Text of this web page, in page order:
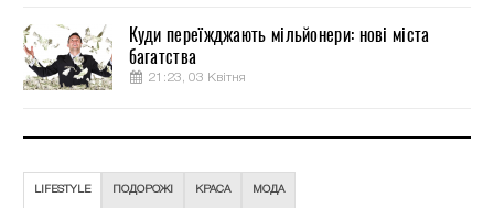
Куди переїжджають мільйонери: нові міста
багатства
21:23, 03 Квітня
LIFESTYLE ПОДОРОЖІ КРАСА МОДА